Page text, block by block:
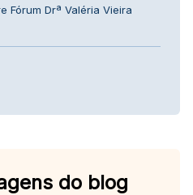
Fórum Drª Valéria Vieira
do blog